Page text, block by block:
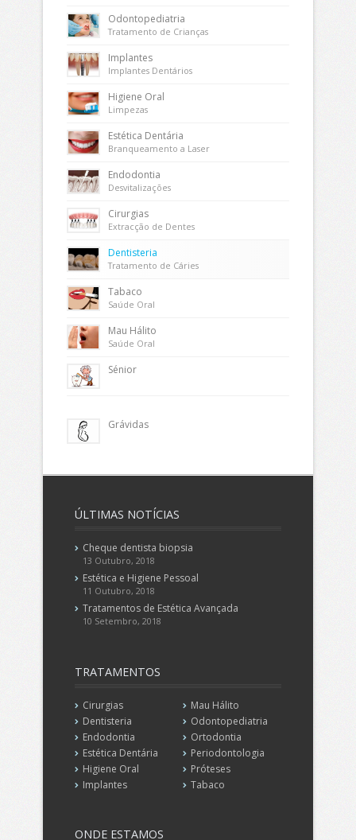
Odontopediatria
Tratamento de Crianças
Implantes
Implantes Dentários
Higiene Oral
Limpezas
Estética Dentária
Branqueamento a Laser
Endodontia
Desvitalizações
Cirurgias
Extracção de Dentes
Dentisteria
Tratamento de Cáries
Tabaco
Saúde Oral
Mau Hálito
Saúde Oral
Sénior
Grávidas
ÚLTIMAS NOTÍCIAS
Cheque dentista biopsia
13 Outubro, 2018
Estética e Higiene Pessoal
11 Outubro, 2018
Tratamentos de Estética Avançada
10 Setembro, 2018
TRATAMENTOS
Cirurgias
Dentisteria
Endodontia
Estética Dentária
Higiene Oral
Implantes
Mau Hálito
Odontopediatria
Ortodontia
Periodontologia
Próteses
Tabaco
ONDE ESTAMOS